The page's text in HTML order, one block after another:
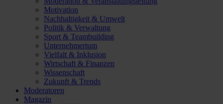
Motivation
Nachhaltigkeit & Umwelt
Politik & Verwaltung
Sport & Teambuilding
Unternehmertum
Vielfalt & Inklusion
Wirtschaft & Finanzen
Wissenschaft
Zukunft & Trends
Moderatoren
Magazin